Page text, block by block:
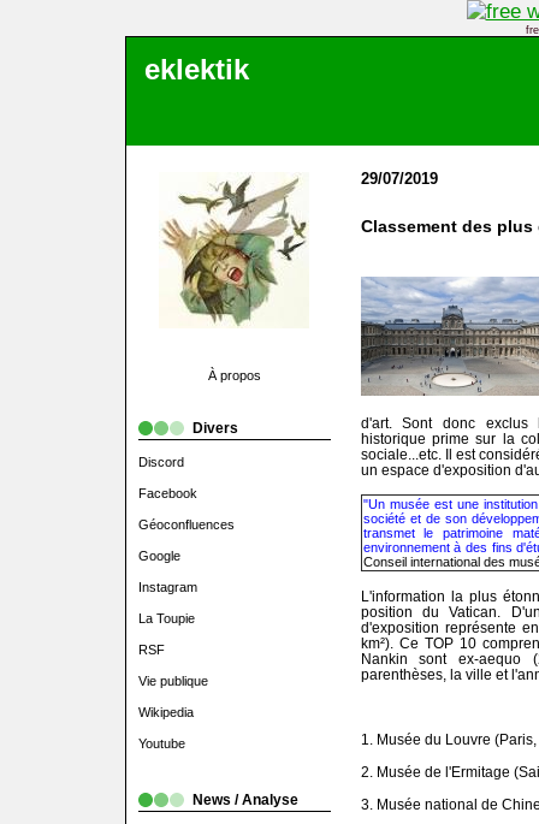
eklektik
À propos
Divers
Discord
Facebook
Géoconfluences
Google
Instagram
La Toupie
RSF
Vie publique
Wikipedia
Youtube
News / Analyse
29/07/2019
Classement des plus
d'art. Sont donc exclus
historique prime sur la
sociale...etc. Il est
un espace d'exposition
"Un musée est une
société et de son
transmet le patrimoine
environnement à des fins
Conseil international des
L'information la plus
position du Vatican.
d'exposition représente
km²). Ce TOP 10
Nankin sont ex-aequo
parenthèses, la ville et
1. Musée du Louvre
2. Musée de l'Ermitage
3. Musée national de